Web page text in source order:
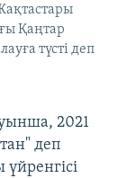
Қаңтар
түсті деп
2021
деп